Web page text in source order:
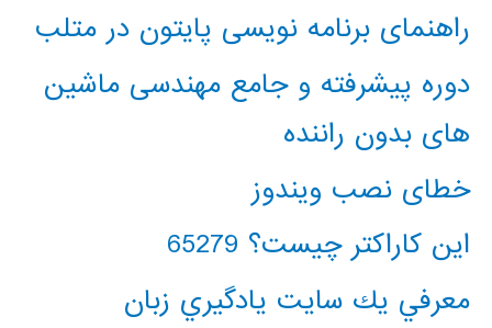
راهنمای برنامه نویسی پایتون در متلب
دوره پیشرفته و جامع مهندسی ماشین
های بدون راننده
خطای نصب ویندوز
این کاراکتر چیست؟ 65279
معرفي يك سايت يادگيري زبان